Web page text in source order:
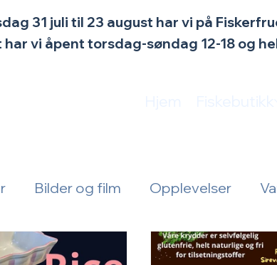
31 juli til 23 august har vi på
har vi åpent torsdag-søndag 12-18 og
Bilder og film Opplevelser